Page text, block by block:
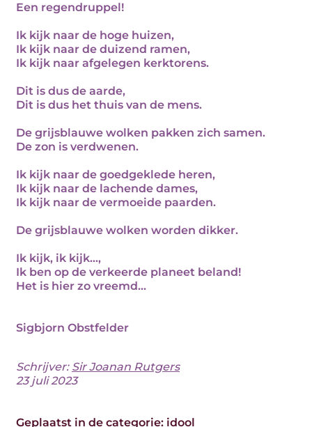
Een regendruppel!
Ik kijk naar de hoge huizen,
Ik kijk naar de duizend ramen,
Ik kijk naar afgelegen kerktorens.
Dit is dus de aarde,
Dit is dus het thuis van de mens.
De grijsblauwe wolken pakken zich samen.
De zon is verdwenen.
Ik kijk naar de goedgeklede heren,
Ik kijk naar de lachende dames,
Ik kijk naar de vermoeide paarden.
De grijsblauwe wolken worden dikker.
Ik kijk, ik kijk...,
Ik ben op de verkeerde planeet beland!
Het is hier zo vreemd...
Sigbjorn Obstfelder
Schrijver: Sir Joanan Rutgers
23 juli 2023
Geplaatst in de categorie: idool